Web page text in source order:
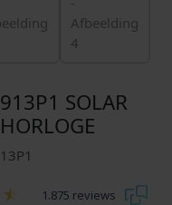
SOLAR
1.875 reviews